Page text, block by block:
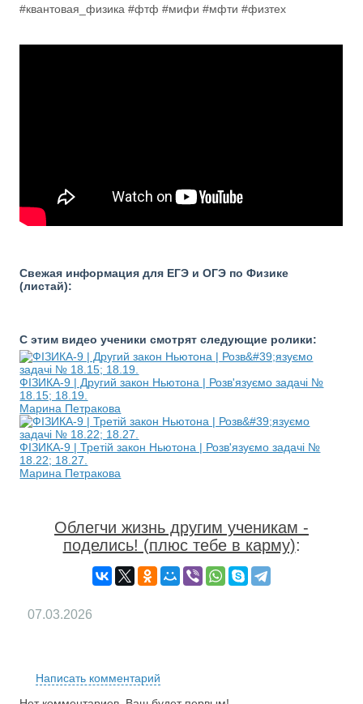
#квантовая_физика #фтф #мифи #мфти #физтех
Свежая информация для ЕГЭ и ОГЭ по Физике
(листай):
С этим видео ученики смотрят следующие ролики:
ФІЗИКА-9 | Другий закон Ньютона | Розв'язуємо задачі №
18.15; 18.19.
Марина Петракова
ФІЗИКА-9 | Третій закон Ньютона | Розв'язуємо задачі №
18.22; 18.27.
Марина Петракова
Облегчи жизнь другим ученикам -
поделись! (плюс тебе в карму):
07.03.2026
Написать комментарий